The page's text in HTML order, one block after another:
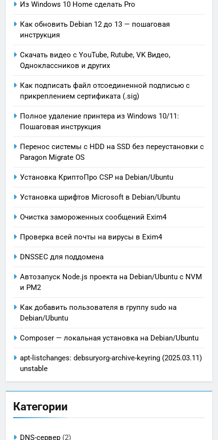
Из Windows 10 Home сделать Pro
Как обновить Debian 12 до 13 — пошаговая
инструкция
Скачать видео с YouTube, Rutube, VK Видео,
Oдноклассников и других
Как подписать файл отсоединенной подписью с
прикреплением сертификата (.sig)
Полное удаление принтера из Windows 10/11:
Пошаговая инструкция
Перенос системы с HDD на SSD без переустановки с
Paragon Migrate OS
Установка КриптоПро CSP на Debian/Ubuntu
Установка шрифтов Microsoft в Debian/Ubuntu
Очистка замороженных сообщений Exim4
Проверка всей почты на вирусы в Exim4
DNSSEC для поддомена
Автозапуск Node.js проекта на Debian/Ubuntu с NVM
и PM2
Как добавить пользователя в группу sudo на
Debian/Ubuntu
Composer — локальная установка на Debian/Ubuntu
apt-listchanges: debsuryorg-archive-keyring (2025.03.11)
unstable
Категории
DNS-сервер (2)